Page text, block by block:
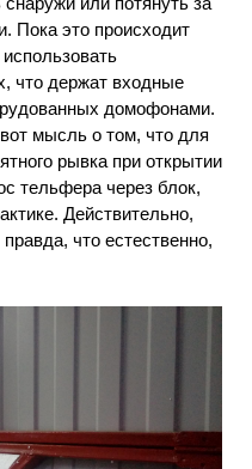
Пока это происходит
что держат входные
домофонами.
мысль о том, что для
рывка при открытии
тельфера через блок,
Действительно,
что естественно,